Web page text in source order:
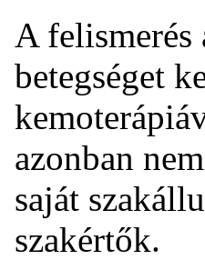
A felismerés
betegséget
azonban
saját
szakértők.